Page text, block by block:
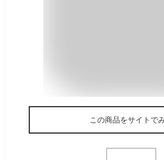
この商品をサイトで